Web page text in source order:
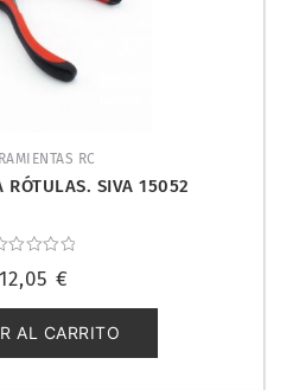
RC
RÓTULAS. SIVA 15052
con
12,05 €
AL CARRITO